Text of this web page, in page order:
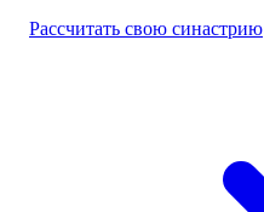
Рассчитать свою синастрию